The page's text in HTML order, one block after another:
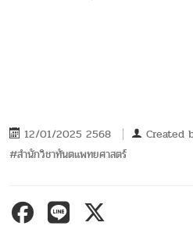
12/01/2025 2568 Created
#สำนักวิชาทันตแพทยศาสตร์